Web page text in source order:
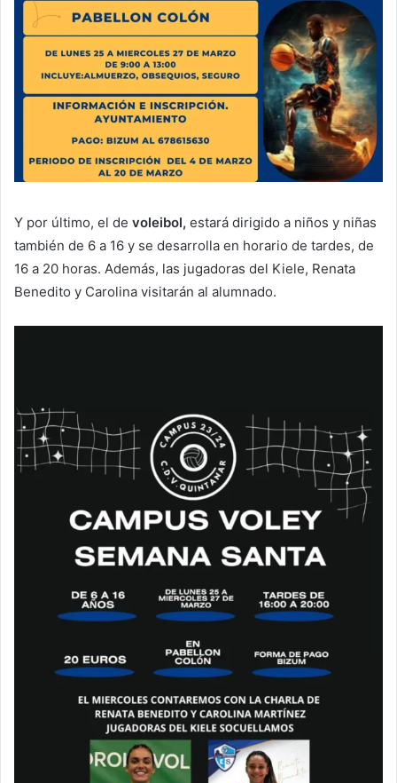
Y por último, el de voleibol, estará dirigido a niños y niñas
también de 6 a 16 y se desarrolla en horario de tardes, de
16 a 20 horas. Además, las jugadoras del Kiele, Renata
Benedito y Carolina visitarán al alumnado.